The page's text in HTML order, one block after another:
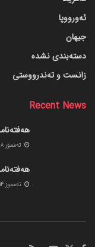
ئەورووپا
جیهان
دسته‌بندی نشده
زانست و تەندرووستی
Recent News
ته‌مموز 28, 2026
ته‌مموز 14, 2026